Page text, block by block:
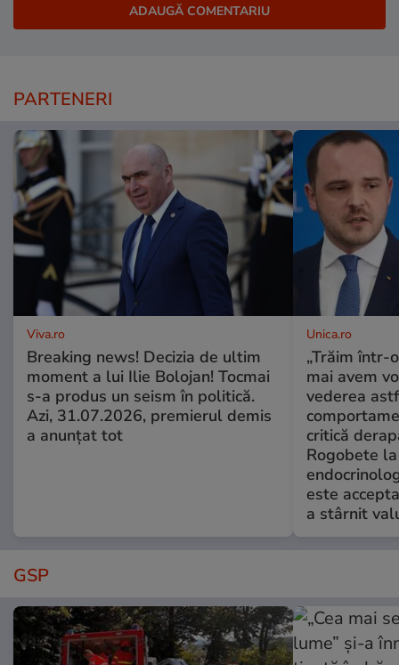
PARTENERI
Viva.ro
Breaking news! Decizia de ultim
moment a lui Ilie Bolojan! Tocmai
s-a produs un seism în politică.
Azi, 31.07.2026, premierul demis
a anunțat tot
Unica.ro
„Trăim într-
mai avem
vederea
critică
Rogobete
este
a stârnit
GSP